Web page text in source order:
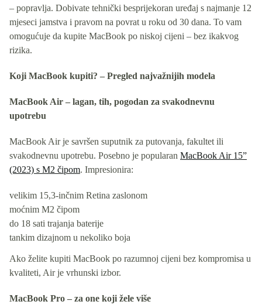
– popravlja. Dobivate tehnički besprijekoran uređaj s najmanje 12
mjeseci jamstva i pravom na povrat u roku od 30 dana. To vam
omogućuje da kupite MacBook po niskoj cijeni – bez ikakvog
rizika.
Koji MacBook kupiti? – Pregled najvažnijih modela
MacBook Air – lagan, tih, pogodan za svakodnevnu
upotrebu
MacBook Air je savršen suputnik za putovanja, fakultet ili
svakodnevnu upotrebu. Posebno je popularan MacBook Air 15”
(2023) s M2 čipom. Impresionira:
velikim 15,3-inčnim Retina zaslonom
moćnim M2 čipom
do 18 sati trajanja baterije
tankim dizajnom u nekoliko boja
Ako želite kupiti MacBook po razumnoj cijeni bez kompromisa u
kvaliteti, Air je vrhunski izbor.
MacBook Pro – za one koji žele više